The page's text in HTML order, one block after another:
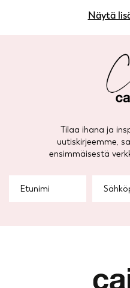
Näytä
Tilaa ihana ja
uutiskirjeemme,
ensimmäisestä